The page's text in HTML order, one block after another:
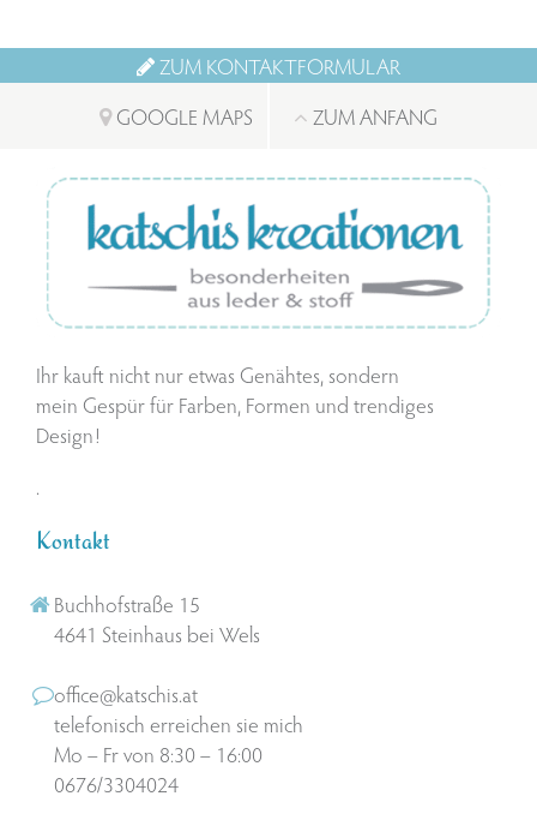
ZUM KONTAKTFORMULAR
GOOGLE MAPS
ZUM ANFANG
Ihr kauft nicht nur etwas Genähtes, sondern
mein Gespür für Farben, Formen und trendiges
Design!
.
Kontakt
Buchhofstraße 15
4641 Steinhaus bei Wels
office@katschis.at
telefonisch erreichen sie mich
Mo – Fr von 8:30 – 16:00
0676/3304024